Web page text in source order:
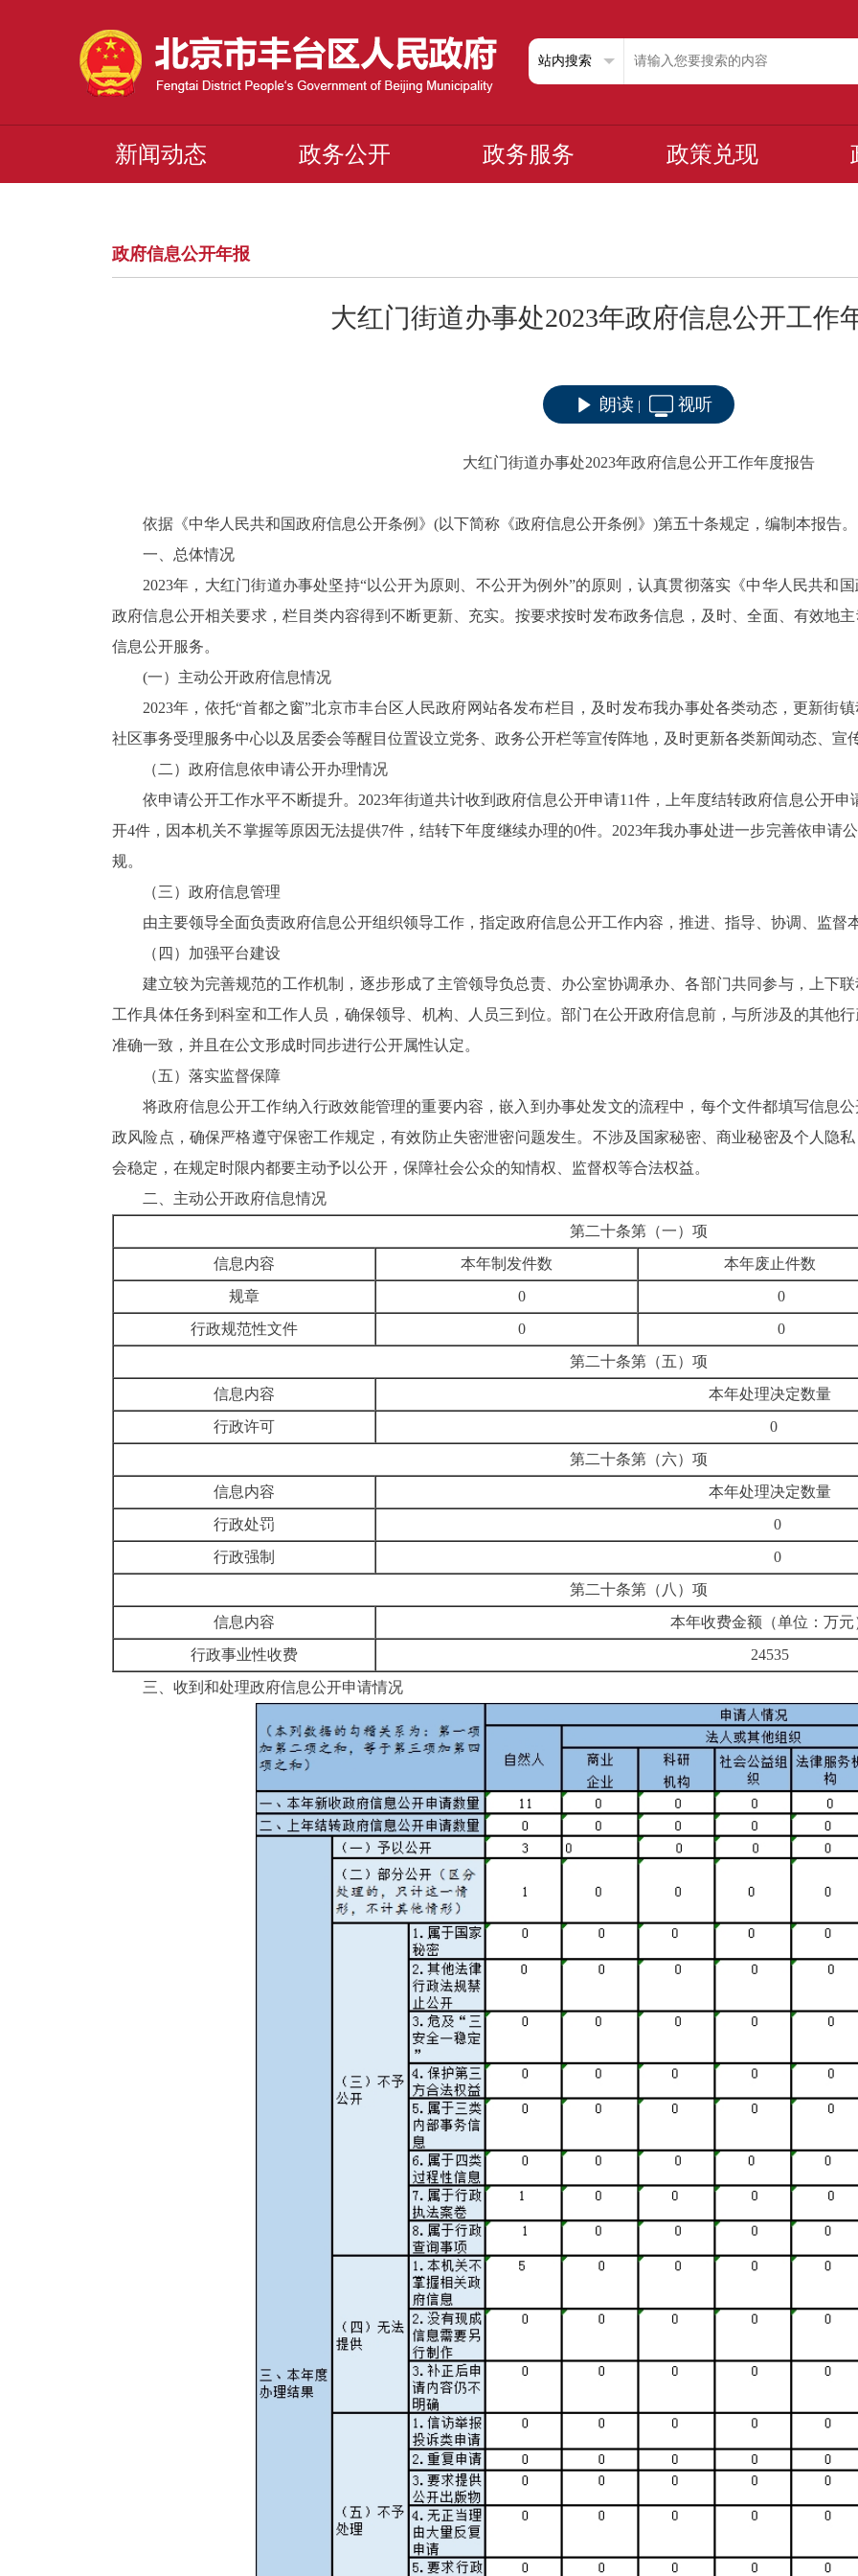
新闻动态 政务公开 政务服务 政策兑现
政府信息公开年报
大红门街道办事处2023年政府信息公开工作
朗读 视听
大红门街道办事处2023年政府信息公开工作年度报告
依据《中华人民共和国政府信息公开条例》(以下简称《政府信息公开条例》)第五十条规定，编制本报告。
一、总体情况
2023年，大红门街道办事处坚持“以公开为原则、不公开为例外”的原则，认真贯彻落实《中华人民共和
政府信息公开相关要求，栏目类内容得到不断更新、充实。按要求按时发布政务信息，及时、全面、有效地
信息公开服务。
(一）主动公开政府信息情况
2023年，依托“首都之窗”北京市丰台区人民政府网站各发布栏目，及时发布我办事处各类动态，更新街
社区事务受理服务中心以及居委会等醒目位置设立党务、政务公开栏等宣传阵地，及时更新各类新闻动态、宣
（二）政府信息依申请公开办理情况
依申请公开工作水平不断提升。2023年街道共计收到政府信息公开申请11件，上年度结转政府信息公开
开4件，因本机关不掌握等原因无法提供7件，结转下年度继续办理的0件。2023年我办事处进一步完善依申请
规。
（三）政府信息管理
由主要领导全面负责政府信息公开组织领导工作，指定政府信息公开工作内容，推进、指导、协调、监督
（四）加强平台建设
建立较为完善规范的工作机制，逐步形成了主管领导负总责、办公室协调承办、各部门共同参与，上下
工作具体任务到科室和工作人员，确保领导、机构、人员三到位。部门在公开政府信息前，与所涉及的其他
准确一致，并且在公文形成时同步进行公开属性认定。
（五）落实监督保障
将政府信息公开工作纳入行政效能管理的重要内容，嵌入到办事处发文的流程中，每个文件都填写信息
政风险点，确保严格遵守保密工作规定，有效防止失密泄密问题发生。不涉及国家秘密、商业秘密及个人隐
会稳定，在规定时限内都要主动予以公开，保障社会公众的知情权、监督权等合法权益。
二、主动公开政府信息情况
第二十条第（一）项
信息内容
本年制发件数 本年废止件数
规章
0 0
行政规范性文件
0 0
第二十条第（五）项
信息内容
本年处理决定数量
行政许可
0
第二十条第（六）项
信息内容
本年处理决定数量
行政处罚
0
行政强制
0
第二十条第（八）项
信息内容
本年收费金额（单位：万元
行政事业性收费
24535
三、收到和处理政府信息公开申请情况